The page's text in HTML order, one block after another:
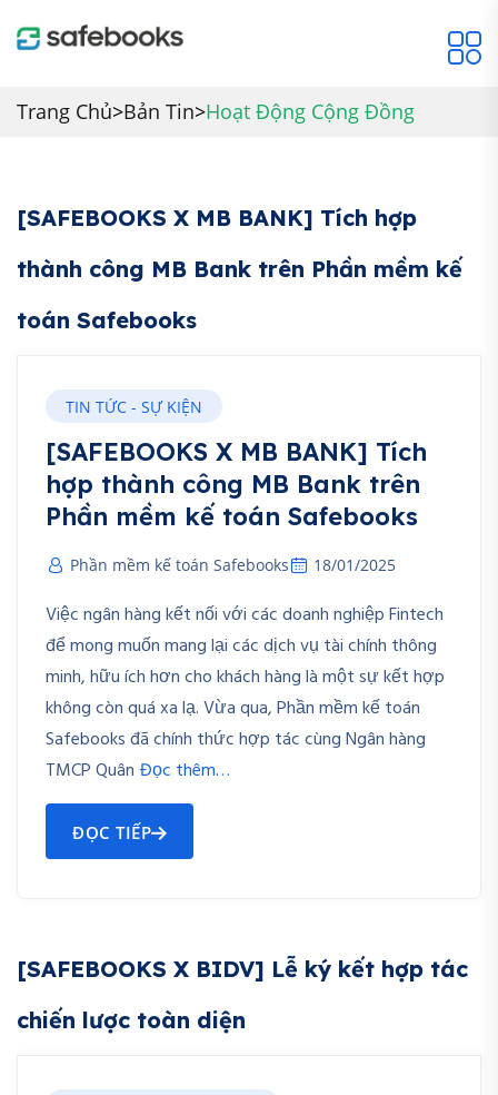
Trang Chủ>Bản Tin>Hoạt Động Cộng Đồng
[SAFEBOOKS X MB BANK] Tích hợp
thành công MB Bank trên Phần mềm kế
toán Safebooks
TIN TỨC - SỰ KIỆN
[SAFEBOOKS X MB BANK] Tích
hợp thành công MB Bank trên
Phần mềm kế toán Safebooks
Phần mềm kế toán Safebooks 18/01/2025
Việc ngân hàng kết nối với các doanh nghiệp Fintech
để mong muốn mang lại các dịch vụ tài chính thông
minh, hữu ích hơn cho khách hàng là một sự kết hợp
không còn quá xa lạ. Vừa qua, Phần mềm kế toán
Safebooks đã chính thức hợp tác cùng Ngân hàng
TMCP Quân Đọc thêm…
ĐỌC TIẾP
[SAFEBOOKS X BIDV] Lễ ký kết hợp tác
chiến lược toàn diện